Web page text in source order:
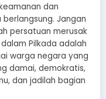
dan
Jangan
persatuan merusak
Pilkada adalah
warga negara yang
damai, demokratis,
dan jadilah bagian